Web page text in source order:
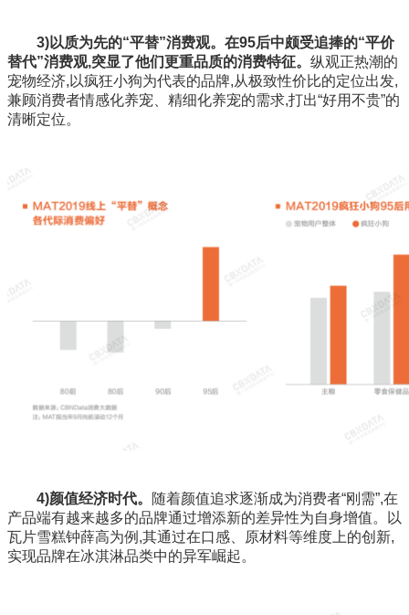
3)以质为先的“平替”消费观。在95后中颇受追捧的“平价
替代”消费观,突显了他们更重品质的消费特征。 纵观正热潮的
宠物经济,以疯狂小狗为代表的品牌,从极致性价比的定位出发,
兼顾消费者情感化养宠、精细化养宠的需求,打出“好用不贵”的
清晰定位。
4)颜值经济时代。
随着颜值追求逐渐成为消费者“刚需”,在
产品端有越来越多的品牌通过增添新的差异性为自身增值。以
瓦片雪糕钟薛高为例,其通过在口感、原材料等维度上的创新,
实现品牌在冰淇淋品类中的异军崛起。